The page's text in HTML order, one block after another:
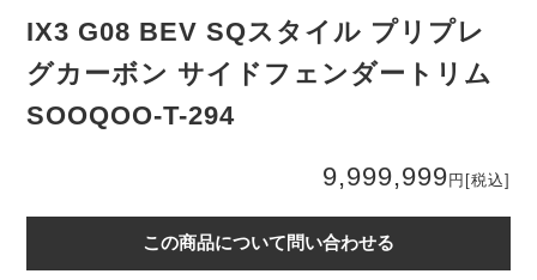
IX3 G08 BEV SQスタイル プリプレ
グカーボン サイドフェンダートリム
SOOQOO-T-294
9,999,999 円 [税込]
この商品について問い合わせる